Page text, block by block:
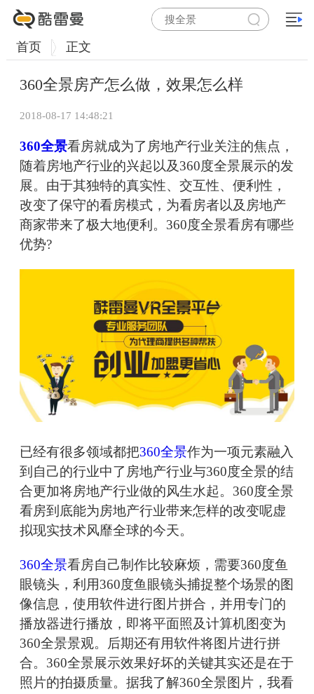
首页 正文
360全景房产怎么做，效果怎么样
2018-08-17 14:48:21
360全景看房就成为了房地产行业关注的焦点，
随着房地产行业的兴起以及360度全景展示的发
展。由于其独特的真实性、交互性、便利性，
改变了保守的看房模式，为看房者以及房地产
商家带来了极大地便利。360度全景看房有哪些
优势?
已经有很多领域都把360全景作为一项元素融入
到自己的行业中了房地产行业与360度全景的结
合更加将房地产行业做的风生水起。360度全景
看房到底能为房地产行业带来怎样的改变呢虚
拟现实技术风靡全球的今天。
360全景看房自己制作比较麻烦，需要360度鱼
眼镜头，利用360度鱼眼镜头捕捉整个场景的图
像信息，使用软件进行图片拼合，并用专门的
播放器进行播放，即将平面照及计算机图变为
360全景景观。后期还有用软件将图片进行拼
合。360全景展示效果好坏的关键其实还是在于
照片的拍摄质量。据我了解360全景图片，我看